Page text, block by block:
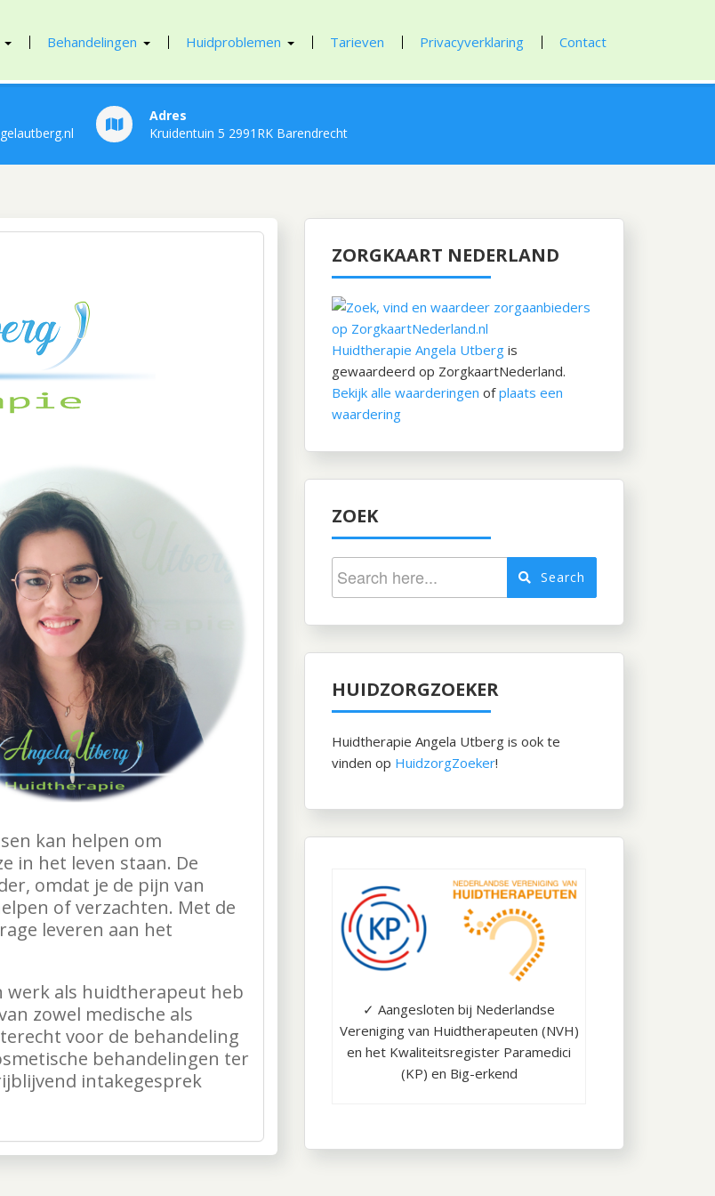
Behandelingen Huidproblemen Tarieven Privacyverklaring Contact
Adres
Kruidentuin 5 2991RK Barendrecht
kan helpen om
in het leven staan. De
omdat je de pijn van
of verzachten. Met de
leveren aan het
werk als huidtherapeut heb
zowel medische als
voor de behandeling
behandelingen ter
intakegesprek
ZORGKAART NEDERLAND
Huidtherapie Angela Utberg is
gewaardeerd op ZorgkaartNederland.
Bekijk alle waarderingen ofplaats een
waardering
ZOEK
Search
HUIDZORGZOEKER
Huidtherapie Angela Utberg is ook te
vinden op HuidzorgZoeker!
✓ Aangesloten bij Nederlandse
Vereniging van Huidtherapeuten (NVH)
en het Kwaliteitsregister Paramedici
(KP) en Big-erkend